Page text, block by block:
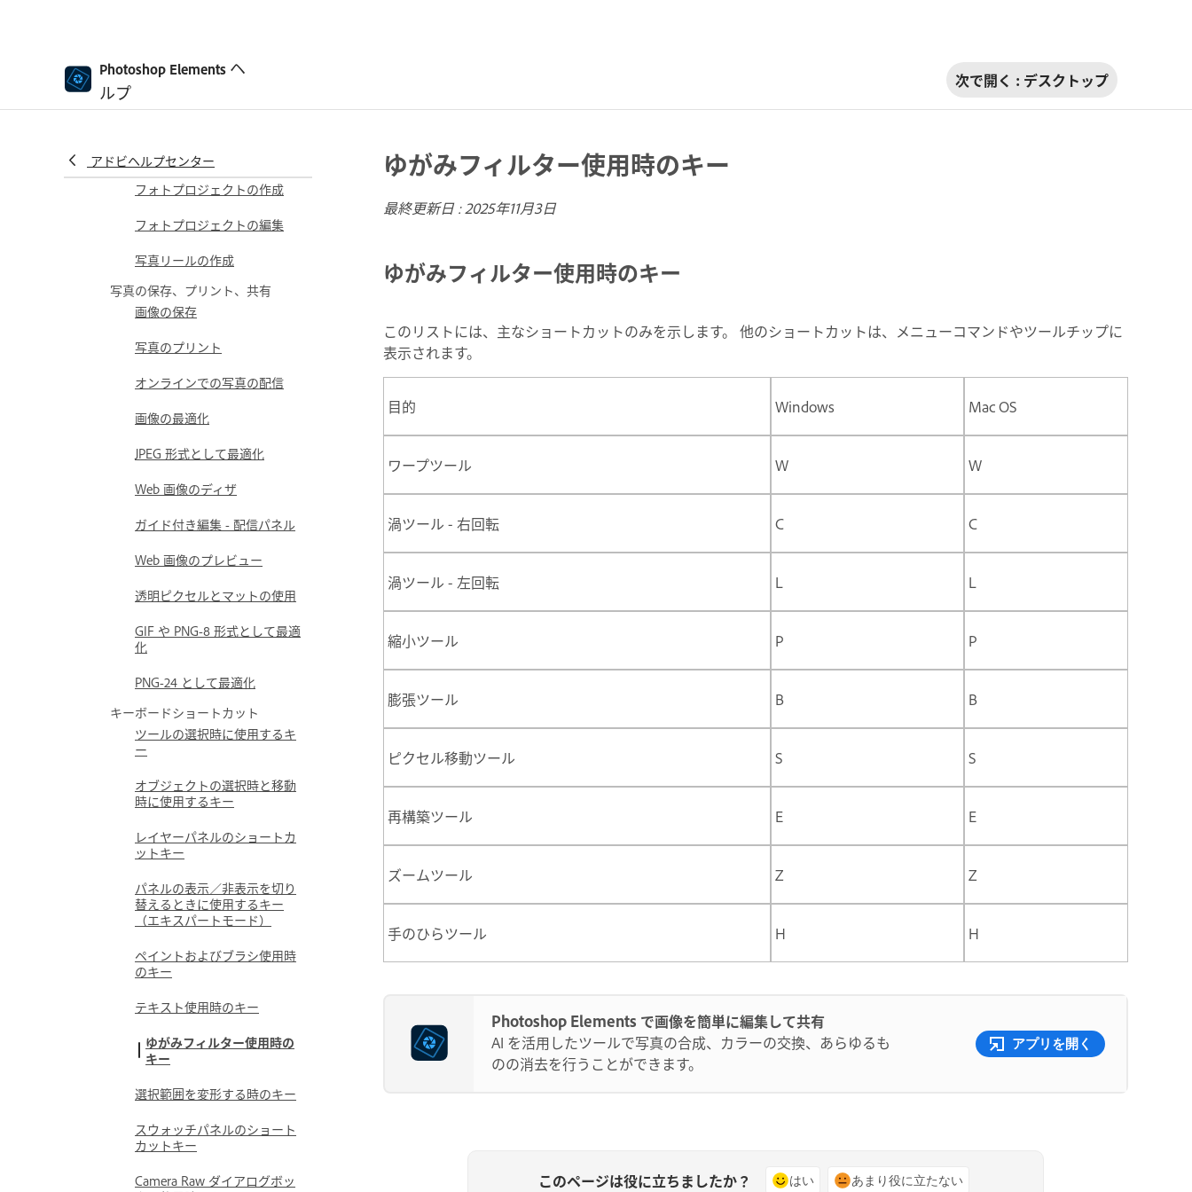
Photoshop Elements ヘ
ルプ
次で開く : デスクトップ
アドビヘルプセンター
レイヤースタイル
プロジェクトの基本
フォトプロジェクトの作成
フォトプロジェクトの編集
写真リールの作成
写真の保存、プリント、共有
画像の保存
写真のプリント
オンラインでの写真の配信
画像の最適化
JPEG 形式として最適化
Web 画像のディザ
ガイド付き編集 - 配信パネル
Web 画像のプレビュー
透明ピクセルとマットの使用
GIF や PNG-8 形式として最適
化
PNG‑24 として最適化
キーボードショートカット
ツールの選択時に使用するキ
ー
オブジェクトの選択時と移動
時に使用するキー
レイヤーパネルのショートカ
ットキー
パネルの表示／非表示を切り
替えるときに使用するキー
（エキスパートモード）
ペイントおよびブラシ使用時
のキー
テキスト使用時のキー
ゆがみフィルター使用時の
キー
選択範囲を変形する時のキー
スウォッチパネルのショート
カットキー
Camera Raw ダイアログボッ
ゆがみフィルター使用時のキー
最終更新日 :2025年11月3日
ゆがみフィルター使用時のキー
このリストには、主なショートカットのみを示します。 他のショートカットは、メニューコマンドやツールチップに
表示されます。
目的 Windows Mac OS
ワープツール W W
渦ツール - 右回転 C C
渦ツール - 左回転 L L
縮小ツール P P
膨張ツール B B
ピクセル移動ツール S S
再構築ツール E E
ズームツール Z Z
手のひらツール H H
Photoshop Elements で画像を簡単に編集して共有
AI を活用したツールで写真の合成、カラーの交換、あらゆるも
のの消去を行うことができます。
アプリを開く
このページは役に立ちましたか？ はい あまり役に立たない